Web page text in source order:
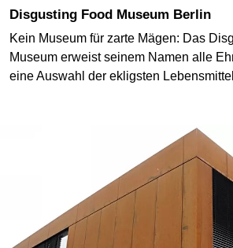
Disgusting Food Museum Berlin
Kein Museum für zarte Mägen: Das
Museum erweist seinem Namen alle
eine Auswahl der ekligsten